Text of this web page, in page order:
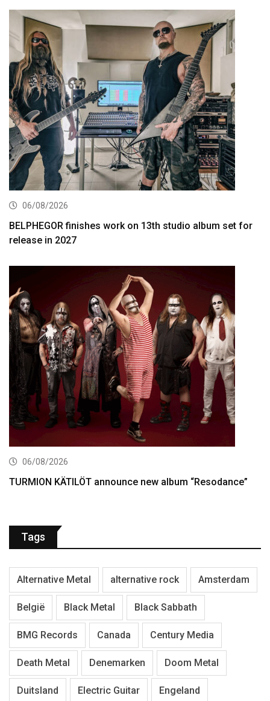
06/08/2026
BELPHEGOR finishes work on 13th studio album set for
release in 2027
06/08/2026
TURMION KÄTILÖT announce new album “Resodance”
Tags
Alternative Metal alternative rock Amsterdam
België Black Metal Black Sabbath
BMG Records Canada Century Media
Death Metal Denemarken Doom Metal
Duitsland Electric Guitar Engeland